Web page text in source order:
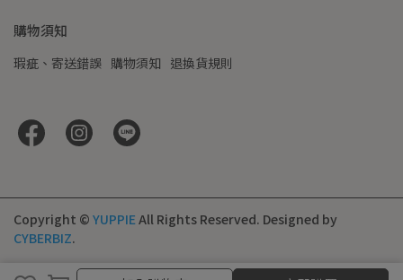
取消 完成
購物須知
瑕疵、寄送錯誤 購物須知 退換貨規則
Copyright © YUPPIE All Rights Reserved. Designed by
CYBERBIZ.